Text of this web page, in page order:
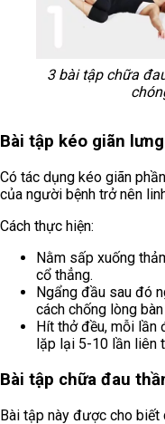
3 bài tập chữa
Bài tập kéo giãn lưng
Có tác dụng kéo giãn
của người bệnh trở nên
Cách thực hiện:
Nằm sấp xuống
cổ thẳng.
Ngẩng đầu sau đó
cách chống lòng
Hít thở đều, mỗi
lặp lại 5-10 lần liên
Bài tập chữa đau
Bài tập này được cho biết